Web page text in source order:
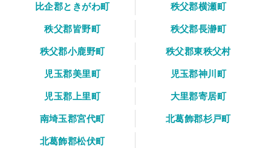
比企郡ときがわ町
秩父郡横瀬町
秩父郡皆野町
秩父郡長瀞町
秩父郡小鹿野町
秩父郡東秩父村
児玉郡美里町
児玉郡神川町
児玉郡上里町
大里郡寄居町
南埼玉郡宮代町
北葛飾郡杉戸町
北葛飾郡松伏町